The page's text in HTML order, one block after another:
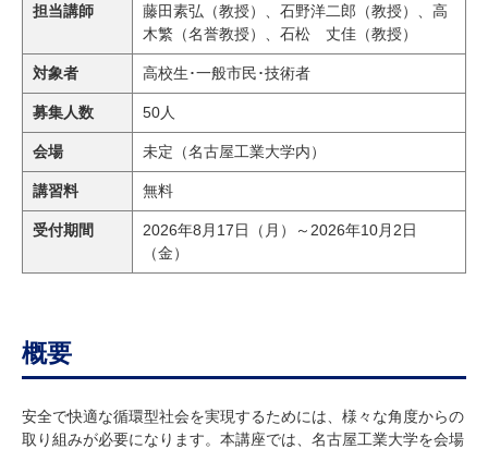
担当講師
藤田素弘（教授）、石野洋二郎（教授）、高
木繁（名誉教授）、石松 丈佳（教授）
対象者 高校生･一般市民･技術者
募集人数 50人
会場 未定（名古屋工業大学内）
講習料 無料
受付期間
2026年8月17日（月）～2026年10月2日
（金）
概要
安全で快適な循環型社会を実現するためには、様々な角度からの
取り組みが必要になります。本講座では、名古屋工業大学を会場